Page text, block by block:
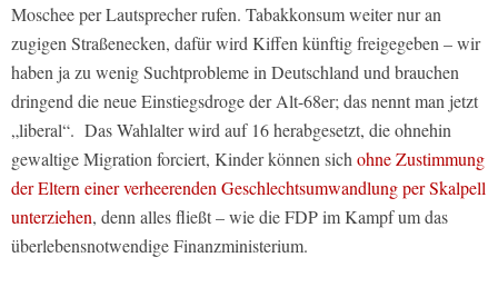
Moschee per Lautsprecher rufen. Tabakkonsum weiter nur an
zugigen Straßenecken, dafür wird Kiffen künftig freigegeben – wir
haben ja zu wenig Suchtprobleme in Deutschland und brauchen
dringend die neue Einstiegsdroge der Alt-68er; das nennt man jetzt
„liberal“. Das Wahlalter wird auf 16 herabgesetzt, die ohnehin
gewaltige Migration forciert, Kinder können sich ohne Zustimmung
der Eltern einer verheerenden Geschlechtsumwandlung per Skalpell
unterziehen, denn alles fließt – wie die FDP im Kampf um das
überlebensnotwendige Finanzministerium.